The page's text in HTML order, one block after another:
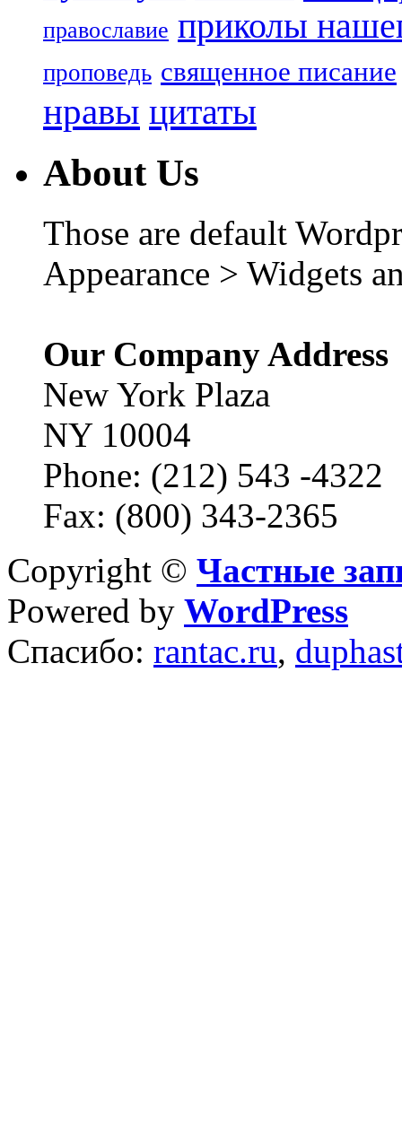
православие приколы
проповедь священное писание
нравы цитаты
About Us
Those are default
Appearance > Widgets
Our Company Address
New York Plaza
NY 10004
Phone: (212) 543 -4322
Fax: (800) 343-2365
Copyright © Частные
Powered by WordPress
Спасибо: rantac.ru,